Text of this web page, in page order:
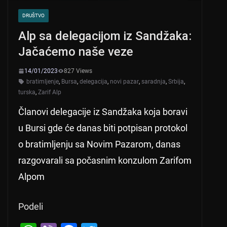
DRUŠTVO
Alp sa delegacijom iz Sandžaka:
Jačaćemo naše veze
14/01/2023
827 Views
bratimljenje, Bursa, delegacija, novi pazar, saradnja, Srbija,
turska, Zarif Alp
Članovi delegacije iz Sandžaka koja boravi
u Bursi gde će danas biti potpisan protokol
o bratimljenju sa Novim Pazarom, danas
razgovarali sa počasnim konzulom Zarifom
Alpom
Podeli